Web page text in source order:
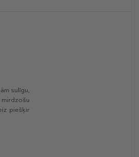
sulīgu,
piešķir